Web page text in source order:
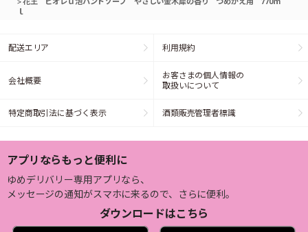
ｌ
配送エリア 利用規約
会社概要
お客さまの個人情報の
取扱いについて
特定商取引法に基づく表示 酒類販売管理者標識
アプリならもっと便利に
ゆめデリバリー専用アプリなら、
メッセージの通知がスマホに来るので、さらに便利。
ダウンロードはこちら